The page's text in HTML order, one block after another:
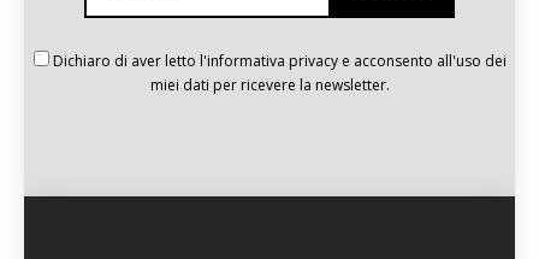
Dichiaro di aver letto l'informativa privacy e acconsento all'uso dei
miei dati per ricevere la newsletter.